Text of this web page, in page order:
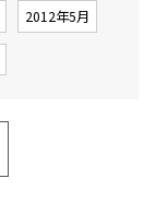
2012年5月